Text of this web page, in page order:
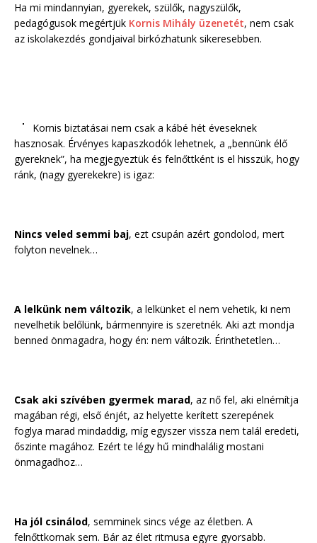
Ha mi mindannyian, gyerekek, szülők, nagyszülők,
pedagógusok megértjük Kornis Mihály üzenetét, nem csak
az iskolakezdés gondjaival birkózhatunk sikeresebben.
Kornis biztatásai nem csak a kábé hét éveseknek
hasznosak. Érvényes kapaszkodók lehetnek, a „bennünk élő
gyereknek”, ha megjegyeztük és felnőttként is el hisszük, hogy
ránk, (nagy gyerekekre) is igaz:
Nincs veled semmi baj, ezt csupán azért gondolod, mert
folyton nevelnek…
A lelkünk nem változik, a lelkünket el nem vehetik, ki nem
nevelhetik belőlünk, bármennyire is szeretnék. Aki azt mondja
benned önmagadra, hogy én: nem változik. Érinthetetlen…
Csak aki szívében gyermek marad, az nő fel, aki elnémítja
magában régi, első énjét, az helyette kerített szerepének
foglya marad mindaddig, míg egyszer vissza nem talál eredeti,
őszinte magához. Ezért te légy hű mindhalálig mostani
önmagadhoz…
Ha jól csinálod, semminek sincs vége az életben. A
felnőttkornak sem. Bár az élet ritmusa egyre gyorsabb.